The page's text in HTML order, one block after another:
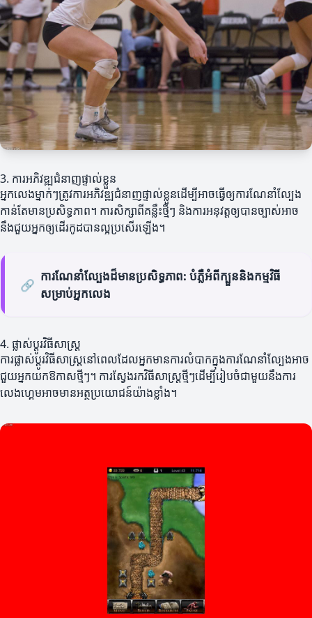
3. ការអភិវឌ្ឍជំនាញផ្ទាល់ខ្លួន
អ្នកលេងម្នាក់ៗត្រូវការអភិវឌ្ឍជំនាញផ្ទាល់ខ្លួនដើម្បីអាចធ្វើឲ្យការណែនាំល្បែង
កាន់តែមានប្រសិទ្ធភាព។ ការសិក្សាពីគន្លឹះថ្មីៗ និងការអនុវត្តឲ្យបានច្បាស់អាច
នឹងជួយអ្នកឲ្យដើរកូដបានល្អប្រសើរឡើង។
🔗
ការណែនាំល្បែងដ៏មានប្រសិទ្ធភាព: បំភ្លឺអំពីក្បួននិងកម្មវិធី
សម្រាប់អ្នកលេង
4. ផ្លាស់ប្តូរវិធីសាស្ត្រ
ការផ្លាស់ប្តូរវិធីសាស្ត្រនៅពេលដែលអ្នកមានការលំបាកក្នុងការណែនាំល្បែងអាច
ជួយអ្នកយកឱកាសថ្មីៗ។ ការស្វែងរកវិធីសាស្ត្រថ្មីៗដើម្បីរៀបចំជាមួយនឹងការ
លេងហ្គេមអាចមានអត្ថប្រយោជន៍យ៉ាងខ្លាំង។